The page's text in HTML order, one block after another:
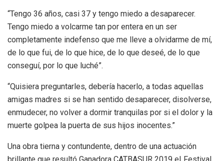
“Tengo 36 años, casi 37 y tengo miedo a desaparecer.
Tengo miedo a volcarme tan por entera en un ser
completamente indefenso que me lleve a olvidarme de mí,
de lo que fui, de lo que hice, de lo que deseé, de lo que
conseguí, por lo que luché”.
“Quisiera preguntarles, debería hacerlo, a todas aquellas
amigas madres si se han sentido desaparecer, disolverse,
enmudecer, no volver a dormir tranquilas por si el dolor y la
muerte golpea la puerta de sus hijos inocentes.”
Una obra tierna y contundente, dentro de una actuación